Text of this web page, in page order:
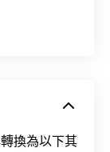
換為以下其